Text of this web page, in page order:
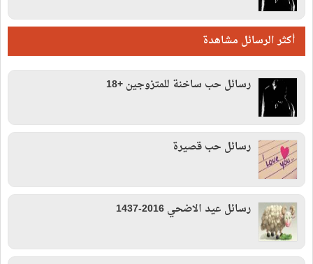
أكثر الرسائل مشاهدة
رسائل حب ساخنة للمتزوجين +18
رسائل حب قصيرة
رسائل عيد الاضحي 2016-1437